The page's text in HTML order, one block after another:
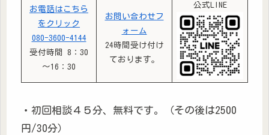
お電話はこちら
をクリック
080-3600-4144
受付時間 8：30
～16：30
お問い合わせフ
ォーム
24時間受け付け
ております。
公式LINE
・初回相談４５分、無料です。（その後は2500
円/30分）